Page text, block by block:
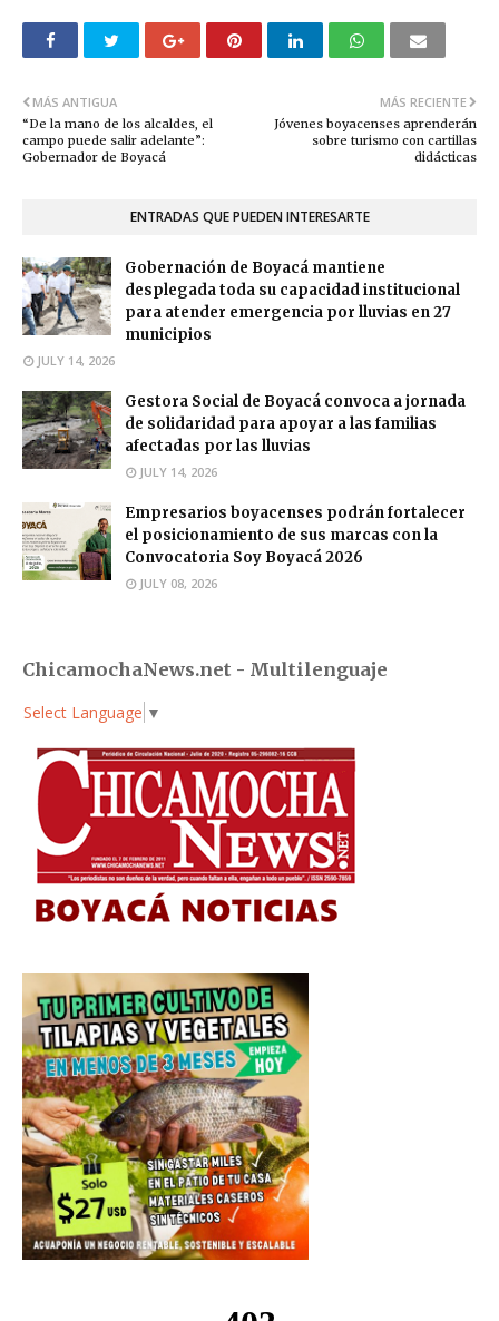
MÁS RECIENTE
Jóvenes boyacenses aprenderán
sobre turismo con cartillas
didácticas
MÁS ANTIGUA
“De la mano de los alcaldes, el
campo puede salir adelante”:
Gobernador de Boyacá
ENTRADAS QUE PUEDEN INTERESARTE
Gobernación de Boyacá mantiene
desplegada toda su capacidad institucional
para atender emergencia por lluvias en 27
municipios
JULY 14, 2026
Gestora Social de Boyacá convoca a jornada
de solidaridad para apoyar a las familias
afectadas por las lluvias
JULY 14, 2026
Empresarios boyacenses podrán fortalecer
el posicionamiento de sus marcas con la
Convocatoria Soy Boyacá 2026
JULY 08, 2026
ChicamochaNews.net - Multilenguaje
Select Language ▼